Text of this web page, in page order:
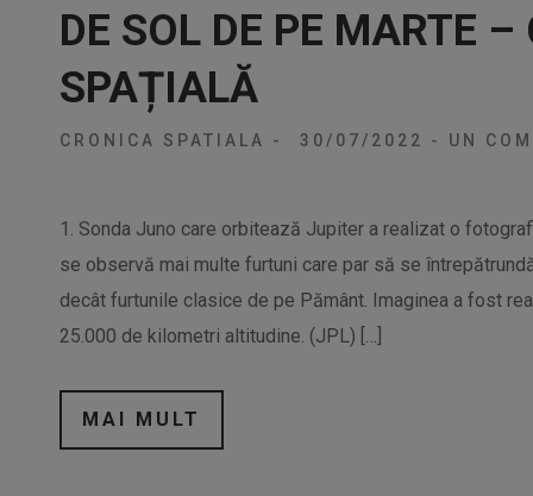
DE SOL DE PE MARTE
SPAȚIALĂ
CRONICA SPATIALA - 30/07/2022 - UN
1. Sonda Juno care orbitează Jupiter a realizat o
se observă mai multe furtuni care par să se
decât furtunile clasice de pe Pământ. Imaginea a fost
25.000 de kilometri altitudine. (JPL) […]
MAI MULT